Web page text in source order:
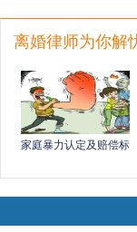
离婚律师为你解
家庭暴力认定及赔偿标